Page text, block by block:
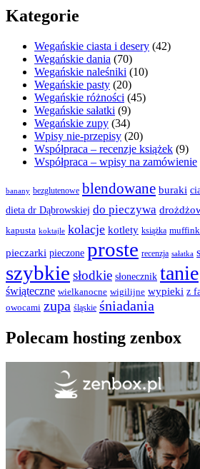
Kategorie
Wegańskie ciasta i desery (42)
Wegańskie dania (70)
Wegańskie naleśniki (10)
Wegańskie pasty (20)
Wegańskie różności (45)
Wegańskie sałatki (9)
Wegańskie zupy (34)
Wpisy nie-przepisy (20)
Współpraca – recenzje książek (9)
Współpraca – wpisy na zamówienie
banany bezglutenowe blendowane buraki
dieta dr Dąbrowskiej do pieczywa
kapusta koktajle kolacje kotlety książka
pieczarki pieczone proste recenzja sałatka
szybkie słodkie słonecznik tanie
świąteczne wielkanocne wigilijne wypieki z
owocami zupa śląskie śniadania
Polecam hosting zenbox